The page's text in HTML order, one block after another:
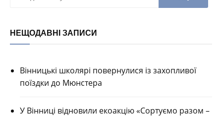
НЕЩОДАВНІ ЗАПИСИ
Вінницькі школярі повернулися із захопливої
поїздки до Мюнстера
У Вінниці відновили екоакцію «Сортуємо разом –